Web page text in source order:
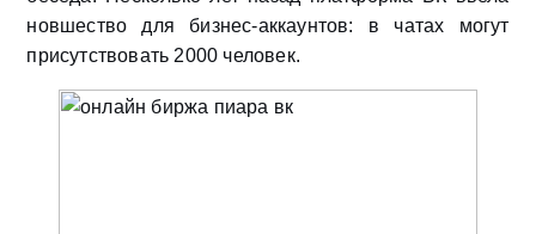
новшество для бизнес-аккаунтов: в чатах могут
присутствовать 2000 человек.